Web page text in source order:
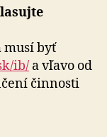
musí byť
ib/ a vľavo od
činnosti